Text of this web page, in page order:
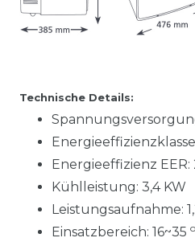
Technische Details:
Energieeffizienz EER:
Kühlleistung: 3,4 KW
Leistungsaufnahme:
Einsatzbereich: 16~35 o